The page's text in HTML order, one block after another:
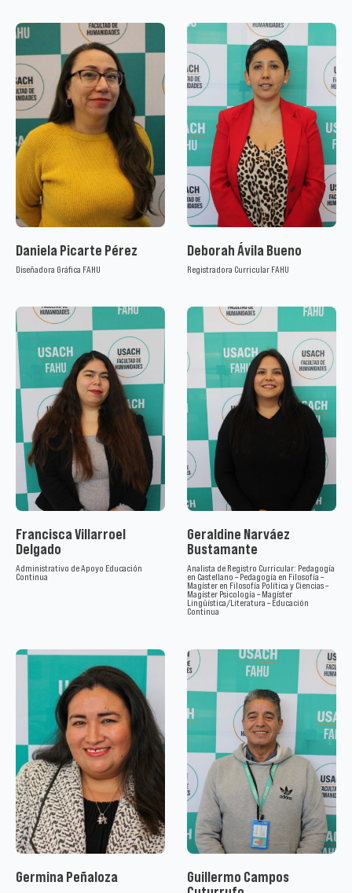
Daniela Picarte Pérez
Diseñadora Gráfica FAHU
Deborah Ávila Bueno
Registradora Curricular FAHU
Francisca Villarroel
Delgado
Administrativo de Apoyo Educación
Continua
Geraldine Narváez
Bustamante
Analista de Registro Curricular: Pedagogía
en Castellano – Pedagogía en Filosofía –
Magíster en Filosofía Política y Ciencias –
Magíster Psicología – Magíster
Lingüística/Literatura – Educación
Continua
Germina Peñaloza
Guillermo Campos